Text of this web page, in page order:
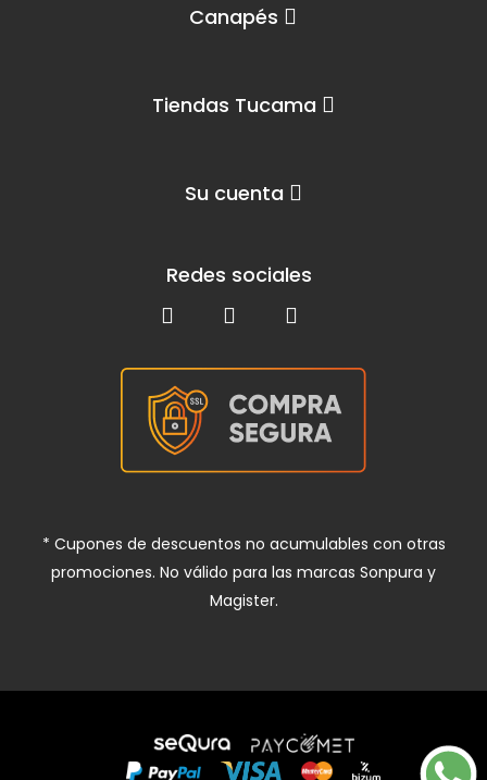
Canapés
Tiendas Tucama
Su cuenta
Redes sociales
* Cupones de descuentos no acumulables con otras
promociones. No válido para las marcas Sonpura y
Magister.